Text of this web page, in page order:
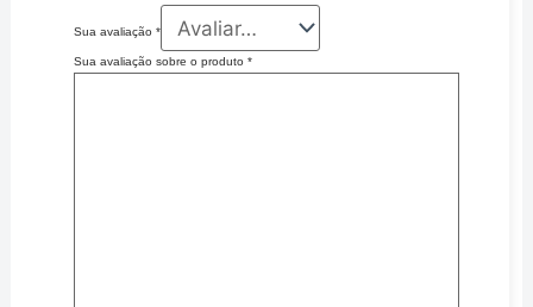
Sua avaliação *
Sua avaliação sobre o produto *